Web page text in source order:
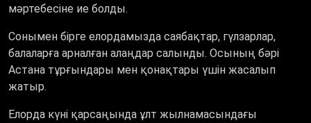
мәртебесіне ие болды.
Сонымен бірге елордамызда саябақтар, гүлзарлар,
балаларға арналған алаңдар салынды. Осының бәрі
Астана тұрғындары мен қонақтары үшін жасалып
жатыр.
Елорда күні қарсаңында ұлт жылнамасындағы